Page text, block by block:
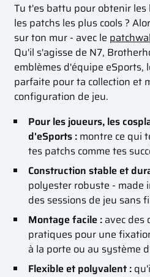
Tu t'es battu pour obtenir
les patchs les plus cools ?
sur ton mur - avec le
Qu'il s'agisse de N7,
emblèmes d'équipe eSports,
parfaite pour ta collection et
configuration de jeu.
Pour les joueurs, les
d'eSports :montre ce qui
tes patchs comme tes
Construction stable et
polyester robuste - made
des sessions de jeu sans
Montage facile :avec des
pratiques pour une
à la porte ou au système
Flexible et polyvalent :